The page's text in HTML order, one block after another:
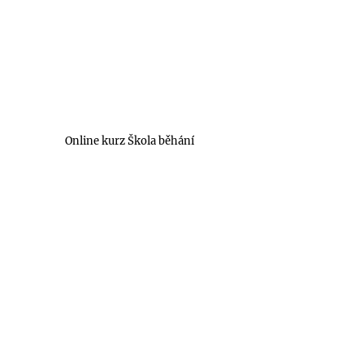
Online kurz Škola běhání